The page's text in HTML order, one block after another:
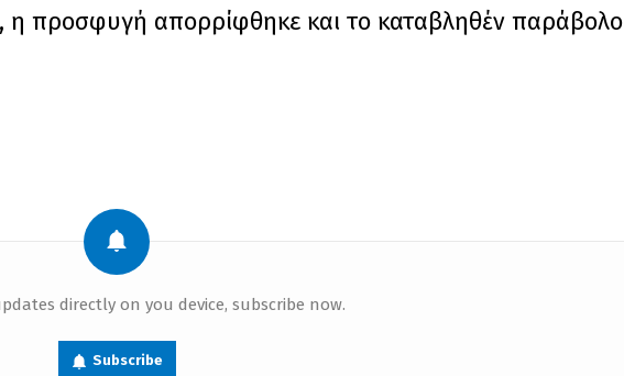
η προσφυγή απορρίφθηκε και το καταβληθέν παράβολο
directly on you device, subscribe now.
Subscribe